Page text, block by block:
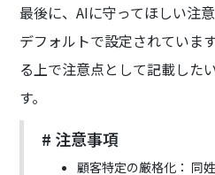
最後に、AIに守ってほしい注
デフォルトで設定されていま
る上で注意点として記載した
す。
# 注意事項
顧客特定の厳格化： 同